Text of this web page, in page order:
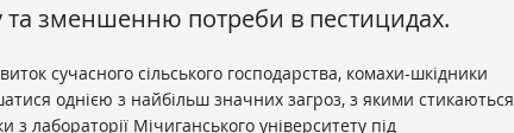
та зменшенню потреби в пестицидах.
сучасного сільського господарства, комахи-шкідники
однією з найбільш значних загроз, з якими стикаються
лабораторії Мічиганського університету під